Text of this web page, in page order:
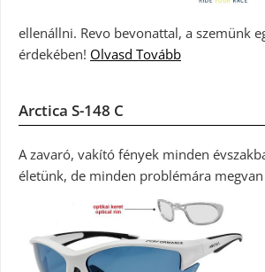
ellenállni. Revo bevonattal, a szemünk
érdekében! Olvasd Tovább
Arctica S-148 C
A zavaró, vakító fények minden
életünk, de minden problémára